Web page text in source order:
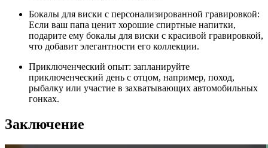
Бокалы для виски с персонализированной гравировкой:
Если ваш папа ценит хорошие спиртные напитки,
подарите ему бокалы для виски с красивой гравировкой,
что добавит элегантности его коллекции.
Приключенческий опыт: запланируйте
приключенческий день с отцом, например, поход,
рыбалку или участие в захватывающих автомобильных
гонках.
Заключение